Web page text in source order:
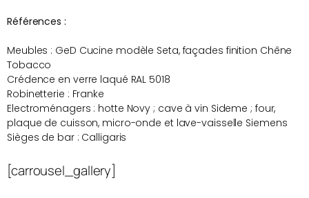
Références :
Meubles : GeD Cucine modèle Seta, façades finition Chêne
Tobacco
Crédence en verre laqué RAL 5018
Robinetterie : Franke
Electroménagers : hotte Novy ; cave à vin Sideme ; four,
plaque de cuisson, micro-onde et lave-vaisselle Siemens
Sièges de bar : Calligaris
[carrousel_gallery]